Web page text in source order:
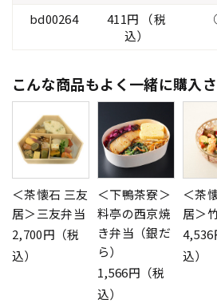
bd00264
411円 （税
込）
こんな商品もよく一緒に購入
＜茶懐石 三友
居＞三友弁当
2,700円（税
込）
＜下鴨茶寮＞
料亭の西京焼
き弁当（銀だ
ら）
1,566円（税
込）
＜茶
居＞
4,536
込）